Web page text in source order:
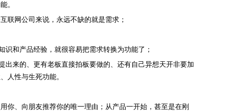
。
联网公司来说，永远不缺的就是需求；
和产品经验，就很容易把需求转换为功能了；
出来的、更有老板直接拍板要做的、还有自己异想天开非要加
人性与生死功能。
你、向朋友推荐你的唯一理由；从产品一开始，甚至是在刚